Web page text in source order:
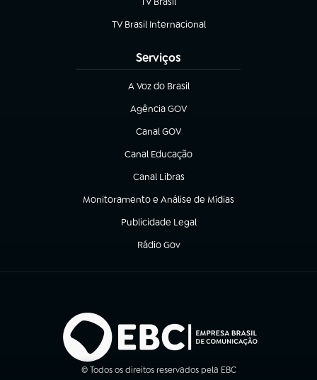
(abre em nova aba)
TV Brasil Internacional
(abre em nova aba)
Serviços
A Voz do Brasil
(abre em nova aba)
Agência GOV
(abre em nova aba)
Canal GOV
(abre em nova aba)
Canal Educação
(abre em nova aba)
Canal Libras
(abre em nova aba)
Monitoramento e Análise de Mídias
(abre em nova aba)
Publicidade Legal
(abre em nova aba)
Rádio Gov
(abre em nova aba)
© Todos os direitos reservados pela EBC